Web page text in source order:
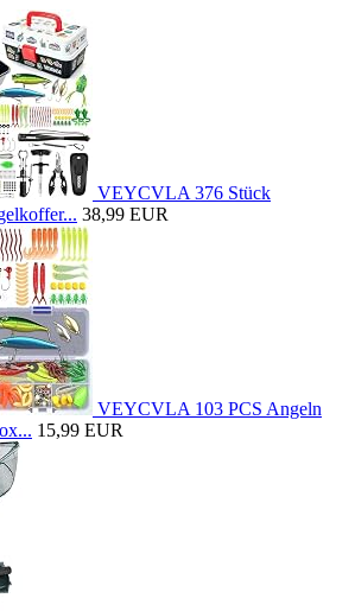
VEYCVLA 376 Stück
38,99 EUR
VEYCVLA 103 PCS Angeln
15,99 EUR